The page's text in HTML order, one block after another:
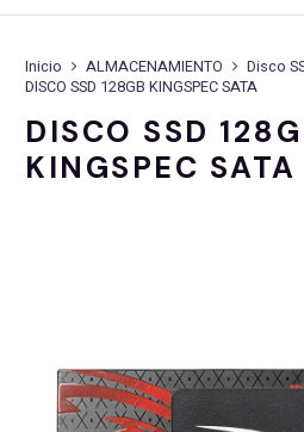
Inicio ALMACENAMIENTO
Disco
DISCO SSD 128GB KINGSPEC SATA
DISCO SSD
KINGSPEC SATA